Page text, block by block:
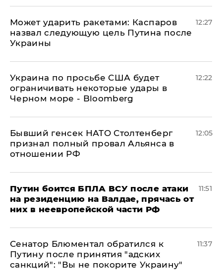
Может ударить ракетами: Каспаров
назвал следующую цель Путина после
Украины
12:27
Украина по просьбе США будет
ограничивать некоторые удары в
Черном море - Bloomberg
12:22
Бывший генсек НАТО Столтенберг
признал полный провал Альянса в
отношении РФ
12:05
Путин боится БПЛА ВСУ после атаки
на резиденцию на Валдае, прячась от
них в неевропейской части РФ
11:51
Сенатор Блюментал обратился к
Путину после принятия "адских
санкций": "Вы не покорите Украину"
11:37